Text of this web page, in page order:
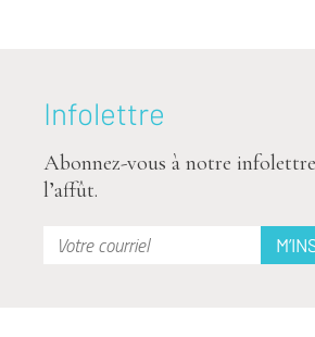
Infolettre
Abonnez-vous à notre
l’affût.